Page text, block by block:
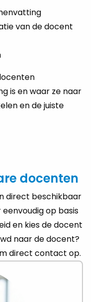
van de docent
is en waar ze naar
en de juiste
docenten
direct beschikbaar
op basis
en kies de docent
naar de docent?
direct contact op.